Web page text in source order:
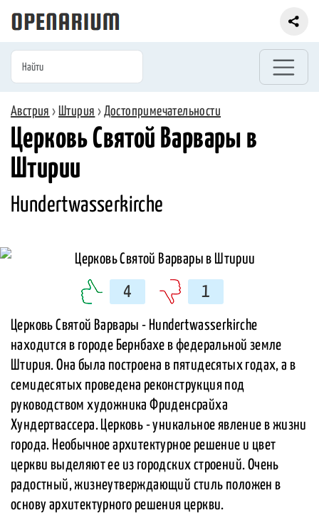
Австрия › Штирия › Достопримечательности
Церковь Святой Варвары в
Штирии
Hundertwasserkirche
4 1
Церковь Святой Варвары - Hundertwasserkirche
находится в городе Бернбахе в федеральной земле
Штирия. Она была построена в пятидесятых годах, а в
семидесятых проведена реконструкция под
руководством художника Фриденсрайха
Хундертвассера. Церковь - уникальное явление в жизни
города. Необычное архитектурное решение и цвет
церкви выделяют ее из городских строений. Очень
радостный, жизнеутверждающий стиль положен в
основу архитектурного решения церкви.